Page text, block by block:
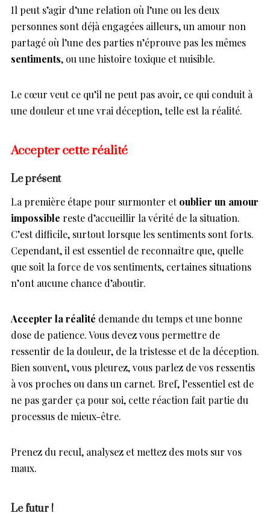
Il peut s’agir d’une relation où l’une ou les deux
personnes sont déjà engagées ailleurs, un amour non
partagé où l’une des parties n’éprouve pas les mêmes
sentiments, ou une histoire toxique et nuisible.
Le cœur veut ce qu’il ne peut pas avoir, ce qui conduit à
une douleur et une vrai déception, telle est la réalité.
Accepter cette réalité
Le présent
La première étape pour surmonter etoublier un amour
impossible reste d’accueillir la vérité de la situation.
C’est difficile, surtout lorsque les sentiments sont forts.
Cependant, il est essentiel de reconnaître que, quelle
que soit la force de vos sentiments, certaines situations
n’ont aucune chance d’aboutir.
Accepter la réalité demande du temps et une bonne
dose de patience. Vous devez vous permettre de
ressentir de la douleur, de la tristesse et de la déception.
Bien souvent, vous pleurez, vous parlez de vos ressentis
à vos proches ou dans un carnet. Bref, l’essentiel est de
ne pas garder ça pour soi, cette réaction fait partie du
processus de mieux-être.
Prenez du recul, analysez et mettez des mots sur vos
maux.
Le futur !